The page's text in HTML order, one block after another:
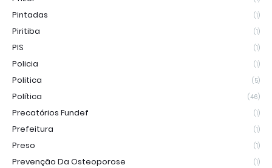
Pintadas (1)
Piritiba (1)
PIS (1)
Policia (1)
Politica (5)
Política (46)
Precatórios Fundef (1)
Prefeitura (1)
Preso (1)
Prevenção Da Osteoporose (1)